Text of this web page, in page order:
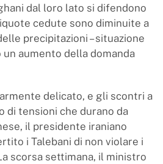
dal loro lato si difendono
cedute sono diminuite a
precipitazioni – situazione
aumento della domanda
delicato, e gli scontri a
di tensioni che durano da
il presidente iraniano
i Talebani di non violare i
scorsa settimana, il ministro